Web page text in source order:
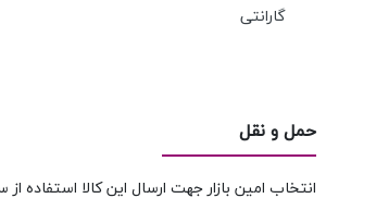
گارانتی
حمل و نقل
انتخاب امین بازار جهت ارسال این کالا